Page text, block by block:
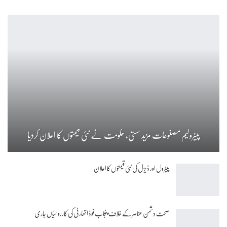
پیٹرولیم مصنوعات مزید سستی، حکومت نے نئی قیمتوں کا اعلان کردیا
پیٹرول اور ڈیزل کی نئی قیمتوں کا اعلان
صحت دشمن عناصر کے خلاف پنجاب فوڈ اتھارٹی کی کارروائیاں جاری